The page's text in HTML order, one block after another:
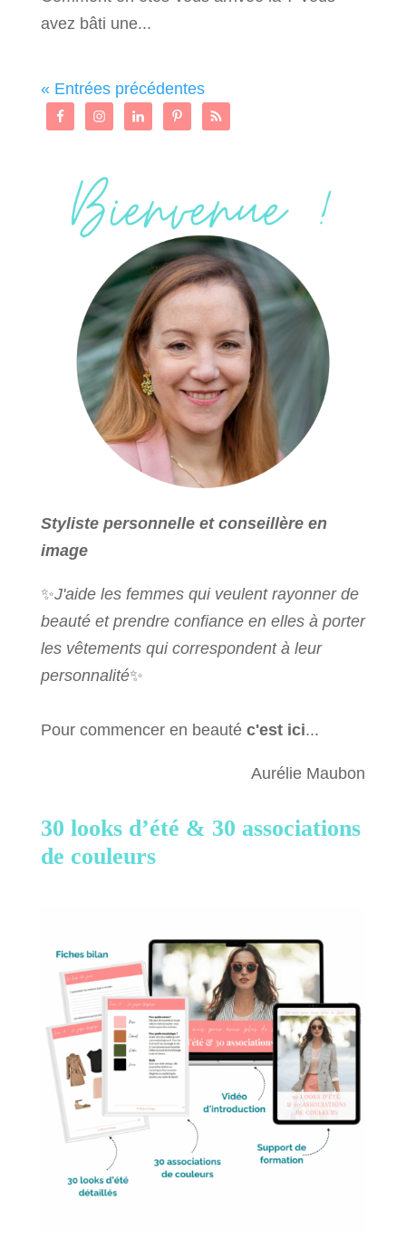
avez bâti une...
« Entrées précédentes
Styliste personnelle et conseillère en
image
✨J'aide les femmes qui veulent rayonner de
beauté et prendre confiance en elles à porter
les vêtements qui correspondent à leur
personnalité✨
Pour commencer en beauté c'est ici...
Aurélie Maubon
30 looks d’été & 30 associations
de couleurs